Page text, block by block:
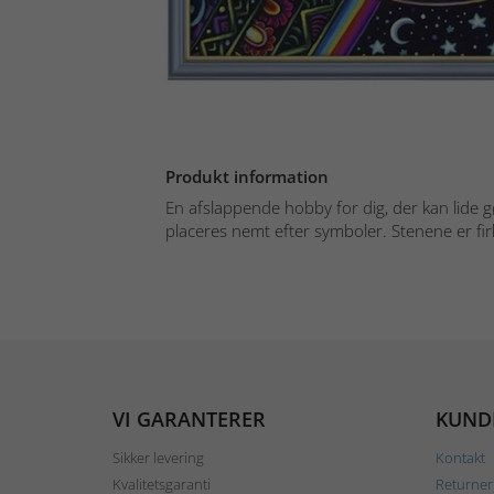
Produkt information
En afslappende hobby for dig, der kan lide
placeres nemt efter symboler. Stenene er
VI GARANTERER
Sikker levering
Kvalitetsgaranti
Kontakt